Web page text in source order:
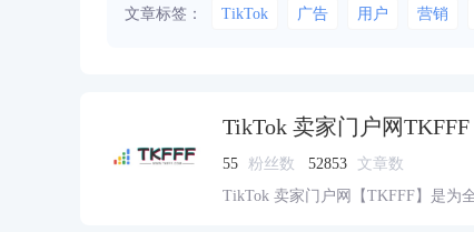
文章标签： TikTok 广告 用户 营销
TikTok 卖家门户网TKFFF
55 粉丝数 52853
文章数
TikTok 卖家门户网【TKFFF】是为